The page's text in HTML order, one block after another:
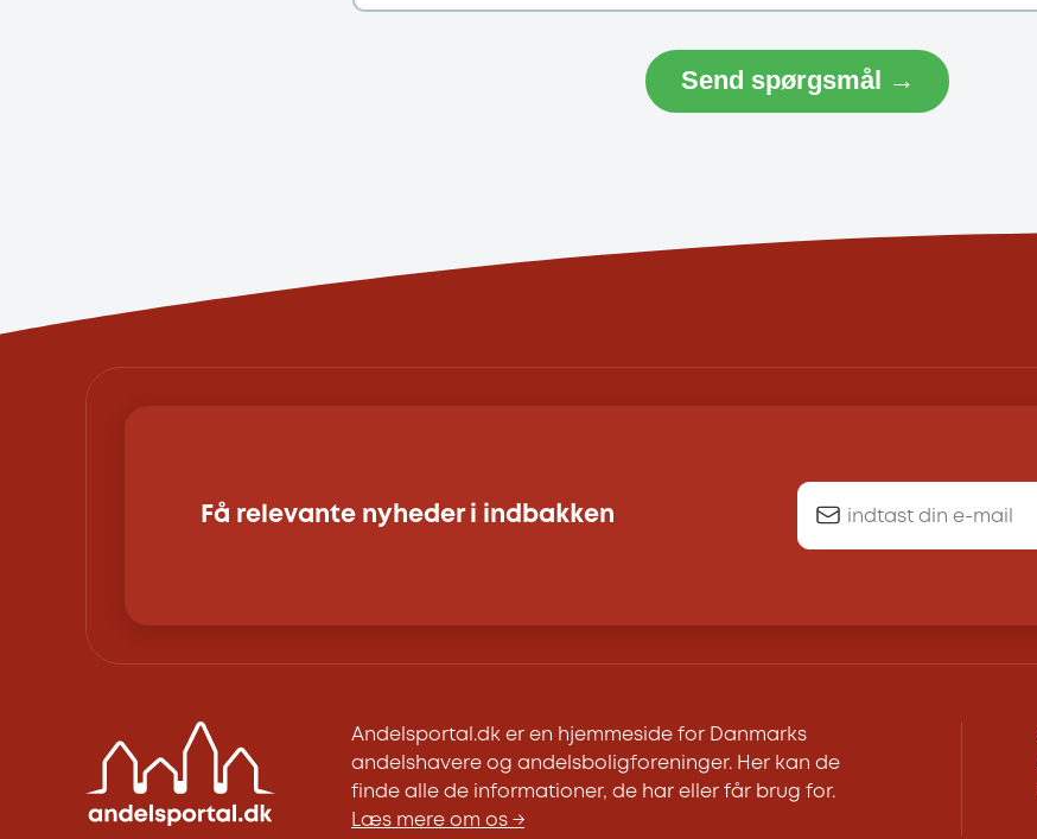
Send spørgsmål →
Få relevante nyheder i indbakken
Andelsportal.dk er en hjemmeside for Danmarks
andelshavere og andelsboligforeninger. Her kan de
finde alle de informationer, de har eller får brug for.
Læs mere om os →